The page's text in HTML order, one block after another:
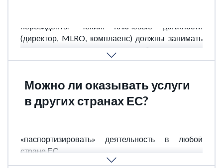
нерезиденты Чехии. Ключевые должности
(директор, MLRO, комплаенс) должны занимать
лица с достаточным опытом и образованием, а
также с хорошей деловой репутацией.
Можно ли оказывать услуги
в других странах ЕС?
«паспортизировать» деятельность в любой
стране ЕС.
Small PSP ограничивается территорией Чехии.